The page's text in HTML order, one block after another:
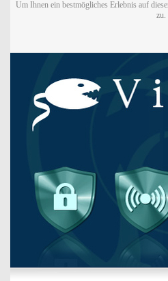
Um Ihnen ein bestmögliches Erlebnis auf
zu.